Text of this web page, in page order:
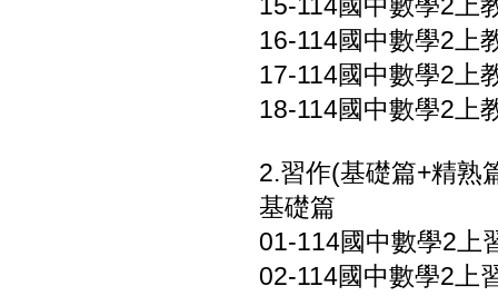
15-114國中數學2上
16-114國中數學2上
17-114國中數學2上
18-114國中數學2上
2.習作(基礎篇+精熟
基礎篇
01-114國中數學2上
02-114國中數學2上